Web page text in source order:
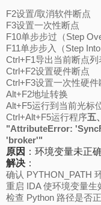
F2设置/取消软件断点
F3设置一次性断点
F10单步步过（Step
F11单步步入（Step Into
Ctrl+F1导出当前断点列
Ctrl+F2设置硬件断点
Ctrl+F3设置一次性硬件
Alt+F2地址转换
Alt+F5运行到当前光标
Ctrl+Alt+F5运行程序五
"AttributeError:
'broker'"
原因 ：环境变量未正
解决 ：
确认 PYTHON_PATH
重启 IDA 使环境变量生
检查 Python 路径是否